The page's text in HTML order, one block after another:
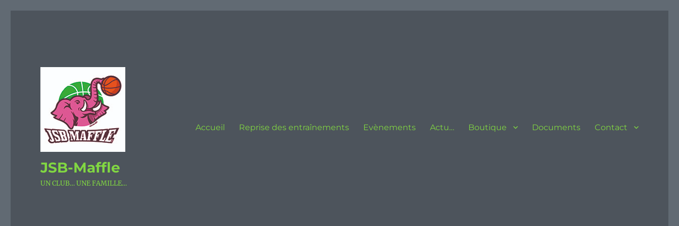
JSB-Maffle
UN CLUB… UNE FAMILLE…
Accueil Reprise des entraînements Evènements Actu… Boutique Documents Contact